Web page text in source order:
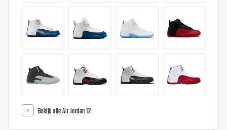
Bekijk alle Air Jordan 12